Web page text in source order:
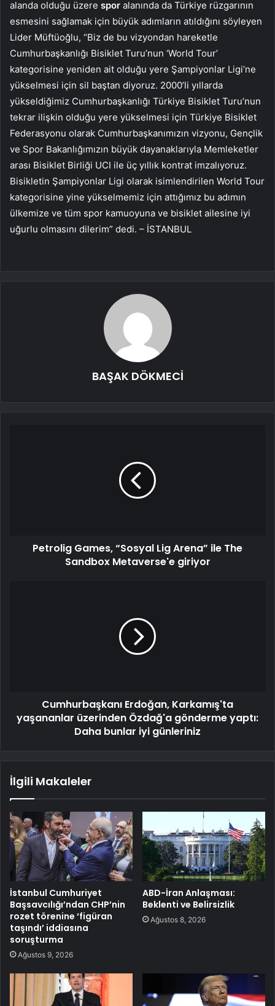
alanda olduğu üzere spor alanında da Türkiye rüzgarının
esmesini sağlamak için büyük adımların atıldığını söyleyen
Lider Müftüoğlu, “Biz de bu vizyondan hareketle
Cumhurbaşkanlığı Bisiklet Turu’nun ‘World Tour’
kategorisine yeniden ait olduğu yere Şampiyonlar Ligi’ne
yükselmesi için sil baştan diyoruz. 2000’li yıllarda
yükseldiğimiz Cumhurbaşkanlığı Türkiye Bisiklet Turu’nun
tekrar ilişkin olduğu yere yükselmesi için Türkiye Bisiklet
Federasyonu olarak Cumhurbaşkanımızın vizyonu, Gençlik
ve Spor Bakanlığımızın büyük dayanaklarıyla Memleketler
arası Bisiklet Birliği UCI ile üç yıllık kontrat imzalıyoruz.
Bisikletin Şampiyonlar Ligi olarak isimlendirilen World Tour
kategorisine yine yükselmemiz için attığımız bu adımın
ülkemize ve tüm spor kamuoyuna ve bisiklet ailesine iyi
uğurlu olmasını dilerim” dedi. – İSTANBUL
BAŞAK DÖKMECİ
Petrolig Games, “Sosyal Lig Arena” ile The
Sandbox Metaverse'e giriyor
Cumhurbaşkanı Erdoğan, Karkamış'ta
yaşananlar üzerinden Özdağ'a gönderme yaptı:
Daha bunlar iyi günleriniz
İlgili Makaleler
İstanbul Cumhuriyet
Başsavcılığı’ndan CHP’nin
rozet törenine ‘figüran
taşındı’ iddiasına
soruşturma
Ağustos 9, 2026
ABD-İran Anlaşması:
Beklenti ve Belirsizlik
Ağustos 8, 2026